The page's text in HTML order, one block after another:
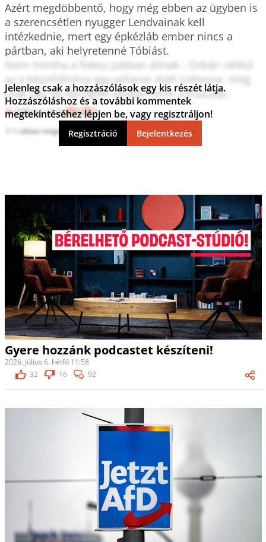
Azért megdöbbentő, hogy még ebben az ügyben is
a szerencsétlen nyugger Lendvainak kell
intézkednie, mert egy épkézláb ember nincs a
pártban, aki helyretenné Tóbiást.
Nem mintha a fidesz jobban állnak - Orbán nélkül
az a képződmény egy pillanat alatt szétesne, még
csak úgy se döcögne tovább, mint a maszop.
Válasz erre 5 3
1 válasz megtekintése
Jelenleg csak a hozzászólások egy kis részét látja.
Hozzászóláshoz és a további kommentek
megtekintéséhez lépjen be, vagy regisztráljon!
Regisztráció Bejelentkezés
Gyere hozzánk podcastet készíteni!
2026. július 6. hétfő 11:58
32
16 92